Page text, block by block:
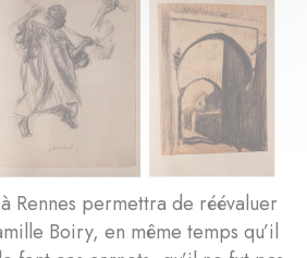
Rennes permettra de réévaluer
Boiry, en même temps qu’il